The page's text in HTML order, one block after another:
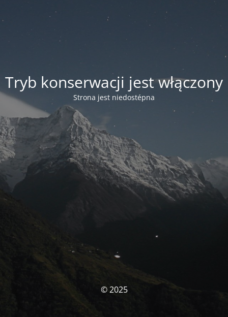
Tryb konserwacji jest włączony
Strona jest niedostépna
© 2025